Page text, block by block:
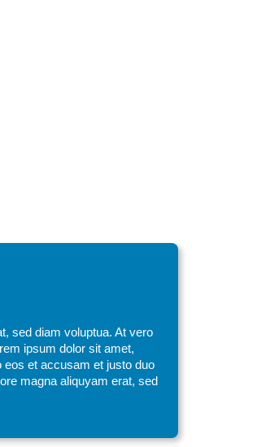
sed diam voluptua. At vero
ipsum dolor sit amet,
eos et accusam et justo duo
magna aliquyam erat, sed